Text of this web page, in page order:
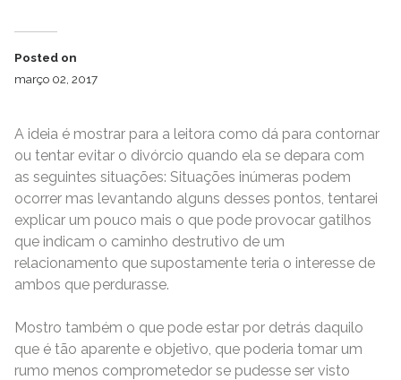
Posted on
março 02, 2017
A ideia é mostrar para a leitora como dá para contornar
ou tentar evitar o divórcio quando ela se depara com
as seguintes situações: Situações inúmeras podem
ocorrer mas levantando alguns desses pontos, tentarei
explicar um pouco mais o que pode provocar gatilhos
que indicam o caminho destrutivo de um
relacionamento que supostamente teria o interesse de
ambos que perdurasse.
Mostro também o que pode estar por detrás daquilo
que é tão aparente e objetivo, que poderia tomar um
rumo menos comprometedor se pudesse ser visto